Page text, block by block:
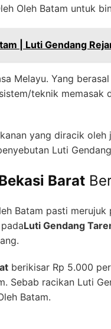
Oleh Batam untuk
| Luti Gendang
Melayu. Yang
teknik
yang diracik
Luti
Barat
Batam pasti
Luti Gendang
berikisar Rp 5.000
Sebab racikan Luti
Batam.